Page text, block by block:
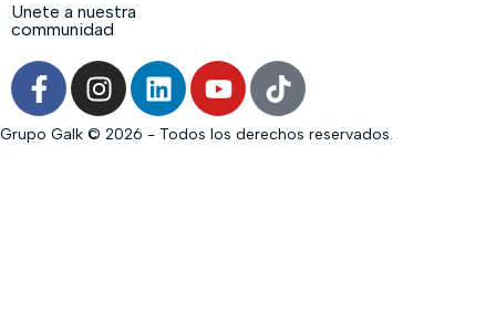
Unete a nuestra
communidad
Grupo Galk © 2026 - Todos los derechos reservados.